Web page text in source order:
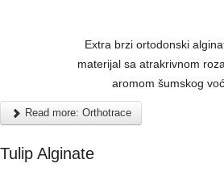
Extra brzi ortodonski
materijal sa atrakrivnom
aromom šumskog
Read more: Orthotrace
Tulip Alginate